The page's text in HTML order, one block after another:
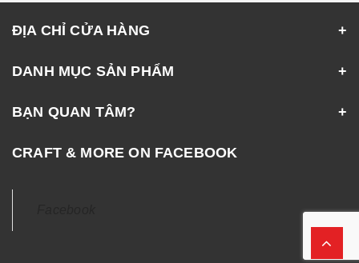
ĐỊA CHỈ CỬA HÀNG
DANH MỤC SẢN PHẨM
BẠN QUAN TÂM?
CRAFT & MORE ON FACEBOOK